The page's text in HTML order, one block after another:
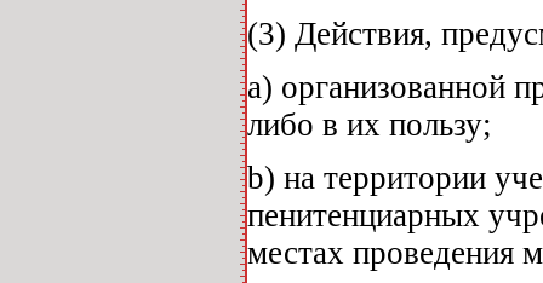
(3) Действия,
а) организованной
либо в их пользу;
b) на территории
пенитенциарных
местах проведения